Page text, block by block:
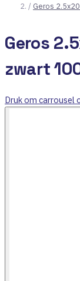
/ Geros
Geros
zwart
Druk om carrousel